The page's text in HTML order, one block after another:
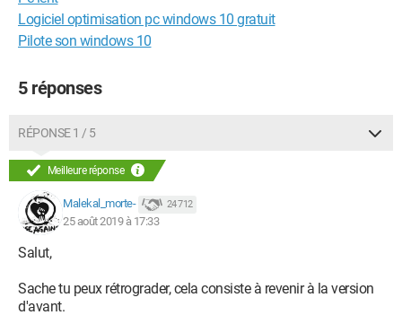
Logiciel optimisation pc windows 10 gratuit
Pilote son windows 10
5 réponses
RÉPONSE 1 / 5
Meilleure réponse
Malekal_morte- 24 712
25 août 2019 à 17:33
Salut,
Sache tu peux rétrograder, cela consiste à revenir à la version
d'avant.